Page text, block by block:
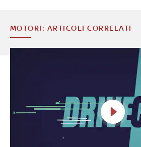
MOTORI: ARTICOLI CORRELATI